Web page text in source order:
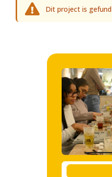
Dit project is gefund